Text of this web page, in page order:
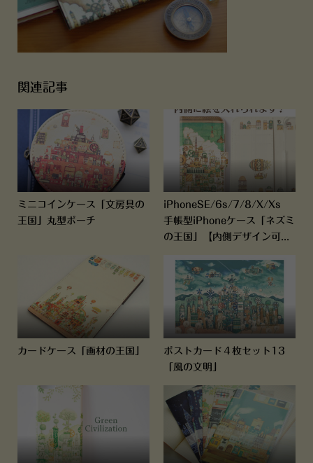
関連記事
ミニコインケース「文房具の
王国」丸型ポーチ
iPhoneSE/6s/7/8/X/Xs
手帳型iPhoneケース「ネズミ
の王国」【内側デザイン可...
カードケース「画材の王国」
ポストカード４枚セット13
「風の文明」